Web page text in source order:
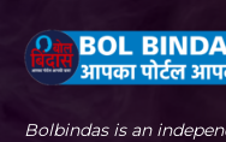
Bolbindas is an